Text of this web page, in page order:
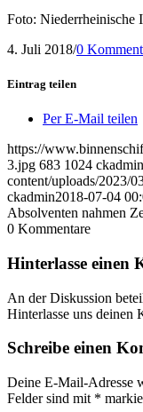
Foto: Niederrheinische
4. Juli 2018/0
Eintrag teilen
Per E-Mail teilen
https://
3.jpg 683 1024 ckadmin
content/uploads/2023/
ckadmin2018-07-04
Absolventen nahmen
0 Kommentare
Hinterlasse einen
An der Diskussion
Hinterlasse uns deinen
Schreibe einen
Deine E-Mail-Adresse
Felder sind mit *